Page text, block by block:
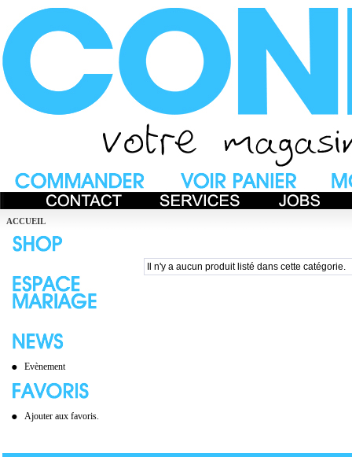
ACCUEIL
Evènement
Ajouter aux favoris.
Il n'y a aucun produit listé dans cette catégorie.